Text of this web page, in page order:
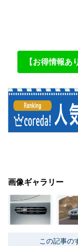
【お得情報
画像ギャラリー
この記事の